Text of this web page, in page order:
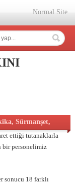
Normal Site
, Sürmanşet,
ettiği tutanaklarla
bir personelimiz
sonucu 18 farklı